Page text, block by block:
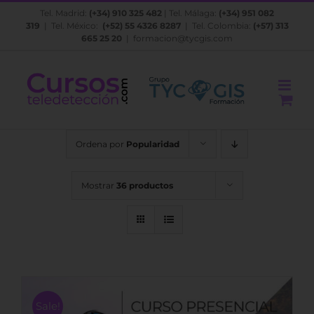
Saltar
Tel. Madrid: (+34) 910 325 482 | Tel. Málaga: (+34) 951 082
319 | Tel. México: (+52) 55 4326 8287| Tel. Colombia: (+57) 313
665 25 20
formacion@tycgis.com
Ordena por Popularidad
Mostrar 36 productos
Sale!